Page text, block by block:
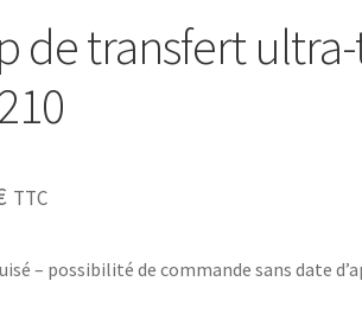
de transfert
TTC
– possibilité de commande sans date